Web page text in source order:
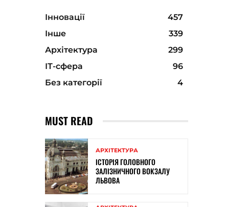
Інновації
457
Інше
339
Архітектура
299
ІТ-сфера
96
Без категорії
4
MUST READ
АРХІТЕКТУРА
ІСТОРІЯ ГОЛОВНОГО
ЗАЛІЗНИЧНОГО ВОКЗАЛУ
ЛЬВОВА